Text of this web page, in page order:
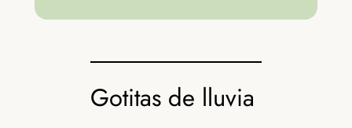
Gotitas de lluvia